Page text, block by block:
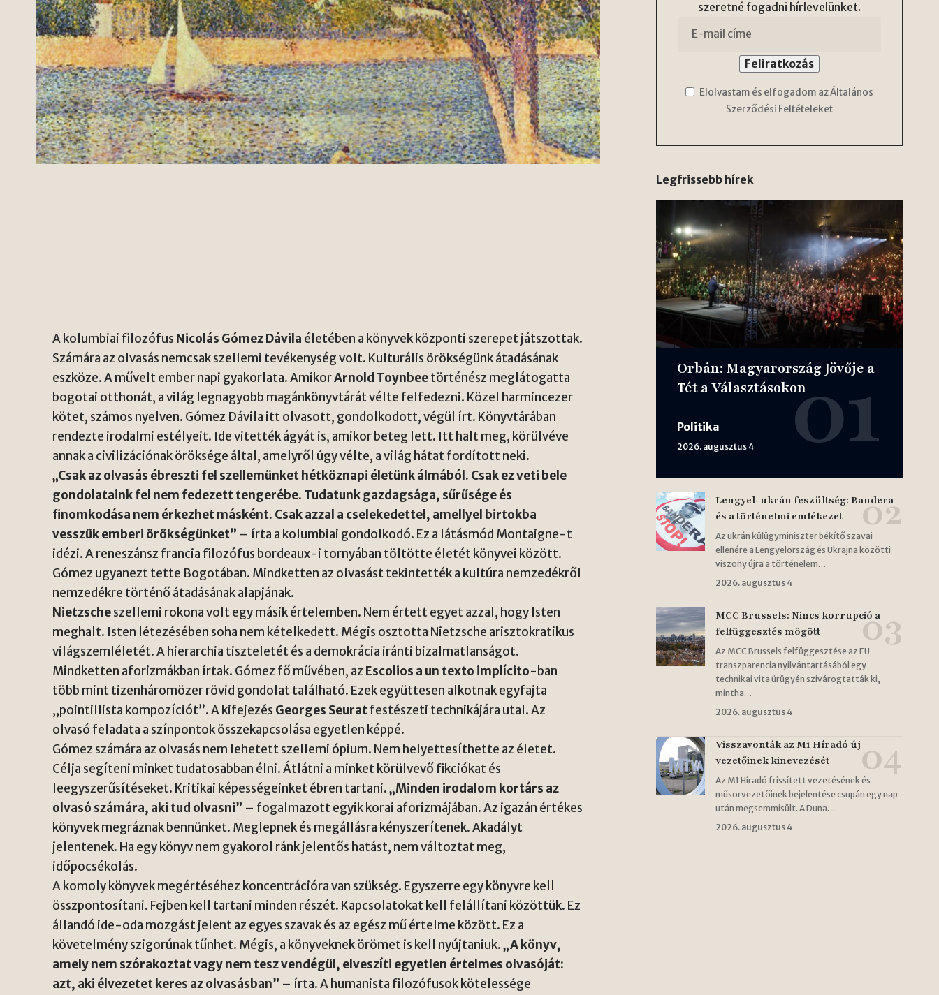
A kolumbiai filozófus Nicolás Gómez Dávila életében a könyvek központi szerepet játszottak.
Számára az olvasás nemcsak szellemi tevékenység volt. Kulturális örökségünk átadásának
eszköze. A művelt ember napi gyakorlata. AmikorArnold Toynbeetörténész meglátogatta
bogotai otthonát, a világ legnagyobb magánkönyvtárát vélte felfedezni. Közel harmincezer
kötet, számos nyelven. Gómez Dávila itt olvasott, gondolkodott, végül írt. Könyvtárában
rendezte irodalmi estélyeit. Ide vitették ágyát is, amikor beteg lett. Itt halt meg, körülvéve
annak a civilizációnak öröksége által, amelyről úgy vélte, a világ hátat fordított neki.
„Csak az olvasás ébreszti fel szellemünket hétköznapi életünk álmából. Csak ez veti bele
gondolataink fel nem fedezett tengerébe. Tudatunk gazdagsága, sűrűsége és
finomkodása nem érkezhet másként. Csak azzal a cselekedettel, amellyel birtokba
vesszük emberi örökségünket” – írta a kolumbiai gondolkodó. Ez a látásmód Montaigne-t
idézi. A reneszánsz francia filozófus bordeaux-i tornyában töltötte életét könyvei között.
Gómez ugyanezt tette Bogotában. Mindketten az olvasást tekintették a kultúra nemzedékről
nemzedékre történő átadásának alapjának.
Nietzscheszellemi rokona volt egy másik értelemben. Nem értett egyet azzal, hogy Isten
meghalt. Isten létezésében soha nem kételkedett. Mégis osztotta Nietzsche arisztokratikus
világszemléletét. A hierarchia tiszteletét és a demokrácia iránti bizalmatlanságot.
Mindketten aforizmákban írtak. Gómez fő művében, az Escolios a un texto implícito-ban
több mint tizenháromözer rövid gondolat található. Ezek együttesen alkotnak egyfajta
„pointillista kompozíciót”. A kifejezés Georges Seuratfestészeti technikájára utal. Az
olvasó feladata a színpontok összekapcsolása egyetlen képpé.
Gómez számára az olvasás nem lehetett szellemi ópium. Nem helyettesíthette az életet.
Célja segíteni minket tudatosabban élni. Átlátni a minket körülvevő fikciókat és
leegyszerűsítéseket. Kritikai képességeinket ébren tartani.„Minden irodalom kortárs az
olvasó számára, aki tud olvasni” – fogalmazott egyik korai aforizmájában. Az igazán értékes
könyvek megráznak bennünket. Meglepnek és megállásra kényszerítenek. Akadályt
jelentenek. Ha egy könyv nem gyakorol ránk jelentős hatást, nem változtat meg,
időpocsékolás.
A komoly könyvek megértéséhez koncentrációra van szükség. Egyszerre egy könyvre kell
összpontosítani. Fejben kell tartani minden részét. Kapcsolatokat kell felállítani közöttük. Ez
állandó ide-oda mozgást jelent az egyes szavak és az egész mű értelme között. Ez a
követelmény szigorúnak tűnhet. Mégis, a könyveknek örömet is kell nyújtaniuk.„A könyv,
amely nem szórakoztat vagy nem tesz vendégül, elveszíti egyetlen értelmes olvasóját:
azt, aki élvezetet keres az olvasásban” – írta. A humanista filozófusok kötelessége
szeretné fogadni hírlevelünket.
Elolvastam és elfogadom az Általános
Szerződési Feltételeket
Legfrissebb hírek
Orbán: Magyarország Jövője a
Tét a Választásokon
Politika
2026. augusztus 4
Lengyel-ukrán feszültség: Bandera
és a történelmi emlékezet
Az ukrán külügyminiszter békítő szavai
ellenére a Lengyelország és Ukrajna közötti
viszony újra a történelem…
2026. augusztus 4
MCC Brussels: Nincs korrupció a
felfüggesztés mögött
Az MCC Brussels felfüggesztése az EU
transzparencia nyilvántartásából egy
technikai vita ürügyén szivárogtatták ki,
mintha…
2026. augusztus 4
Visszavonták az M1 Híradó új
vezetőinek kinevezését
Az M1 Híradó frissített vezetésének és
műsorvezetőinek bejelentése csupán egy nap
után megsemmisült. A Duna…
2026. augusztus 4